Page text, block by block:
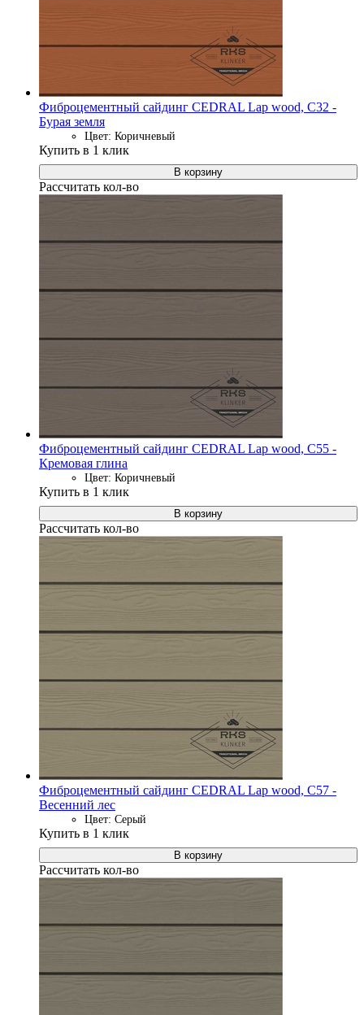
Фиброцементный сайдинг CEDRAL Lap wood, C32 -
Бурая земля
Цвет: Коричневый
Купить в 1 клик
В корзину
Рассчитать кол-во
Фиброцементный сайдинг CEDRAL Lap wood, C55 -
Кремовая глина
Цвет: Коричневый
Купить в 1 клик
В корзину
Рассчитать кол-во
Фиброцементный сайдинг CEDRAL Lap wood, C57 -
Весенний лес
Цвет: Серый
Купить в 1 клик
В корзину
Рассчитать кол-во